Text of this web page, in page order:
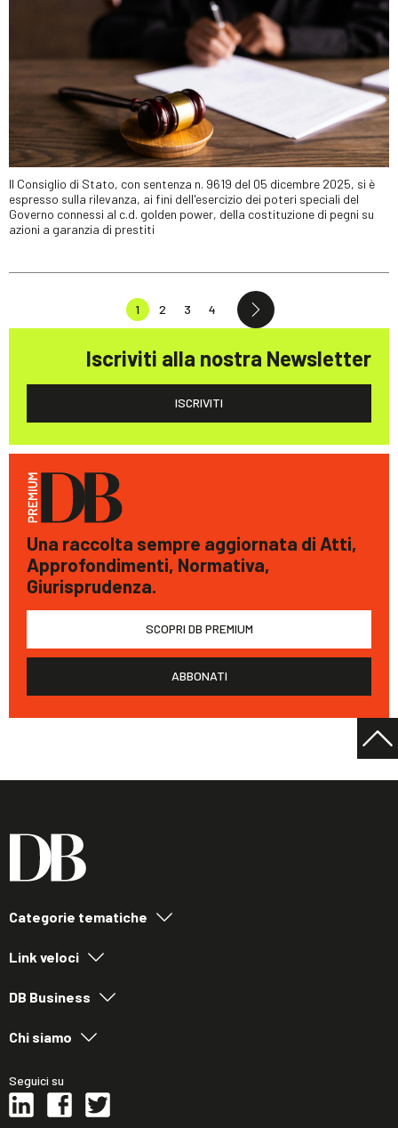
Il Consiglio di Stato, con sentenza n. 9619 del 05 dicembre 2025, si è
espresso sulla rilevanza, ai fini dell'esercizio dei poteri speciali del
Governo connessi al c.d. golden power, della costituzione di pegni su
azioni a garanzia di prestiti
1 2 3 4
Iscriviti alla nostra Newsletter
ISCRIVITI
Una raccolta sempre aggiornata di Atti,
Approfondimenti, Normativa,
Giurisprudenza.
SCOPRI DB PREMIUM
ABBONATI
Categorie tematiche
Link veloci
DB Business
Chi siamo
Seguici su